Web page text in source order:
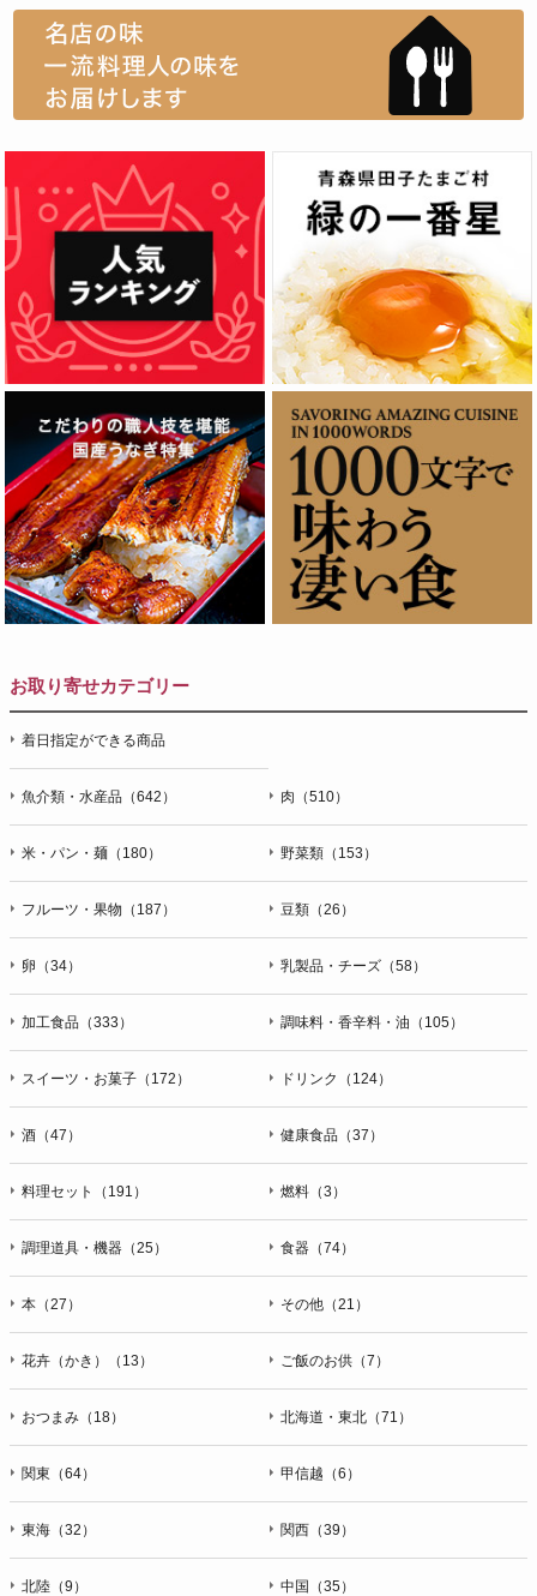
お取り寄せカテゴリー
着日指定ができる商品
魚介類・水産品（642） 肉（510）
米・パン・麺（180） 野菜類（153）
フルーツ・果物（187） 豆類（26）
卵（34） 乳製品・チーズ（58）
加工食品（333） 調味料・香辛料・油（105）
スイーツ・お菓子（172） ドリンク（124）
酒（47） 健康食品（37）
料理セット（191） 燃料（3）
調理道具・機器（25） 食器（74）
本（27） その他（21）
花卉（かき）（13） ご飯のお供（7）
おつまみ（18） 北海道・東北（71）
関東（64） 甲信越（6）
東海（32） 関西（39）
北陸（9） 中国（35）